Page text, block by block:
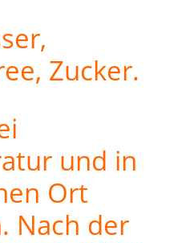
Zucker.
und in
Ort
Nach der